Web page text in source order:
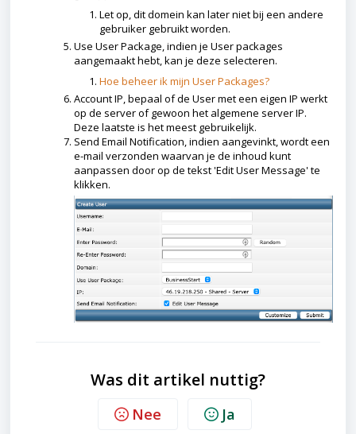
Let op, dit domein kan later niet bij een andere
gebruiker gebruikt worden.
Use User Package, indien je User packages
aangemaakt hebt, kan je deze selecteren.
Hoe beheer ik mijn User Packages?
Account IP, bepaal of de User met een eigen IP werkt
op de server of gewoon het algemene server IP.
Deze laatste is het meest gebruikelijk.
Send Email Notification, indien aangevinkt, wordt een
e-mail verzonden waarvan je de inhoud kunt
aanpassen door op de tekst 'Edit User Message' te
klikken.
Was dit artikel nuttig?
Nee Ja